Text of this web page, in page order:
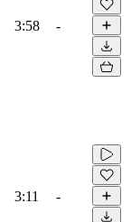
3:58 -
3:11 -